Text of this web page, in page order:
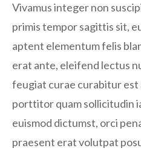
Vivamus integer non
primis tempor sagittis sit,
aptent elementum felis
erat ante, eleifend lectus
feugiat curae curabitur est
porttitor quam sollicitudin
euismod dictumst, orci
praesent erat volutpat